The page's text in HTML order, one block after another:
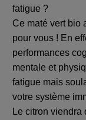
fatigue ?
Ce maté vert bio
pour vous ! En
performances
mentale et
fatigue mais
votre système
Le citron viendra